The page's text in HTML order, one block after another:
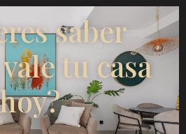
para el Términos del RGPD
Llamar
WhatsApp
saber
tu casa